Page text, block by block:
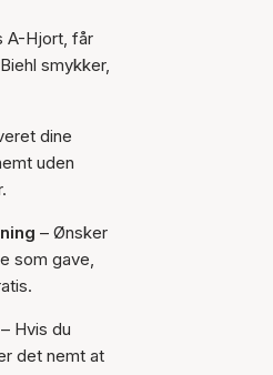
A-Hjort, får
smykker,
dine
uden
– Ønsker
som gave,
– Hvis du
det nemt at